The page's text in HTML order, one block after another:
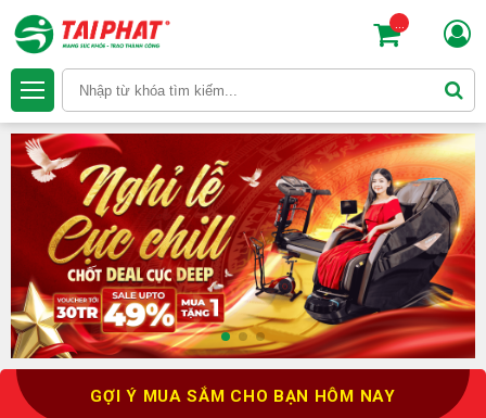
GỢI Ý MUA SẮM CHO BẠN HÔM NAY